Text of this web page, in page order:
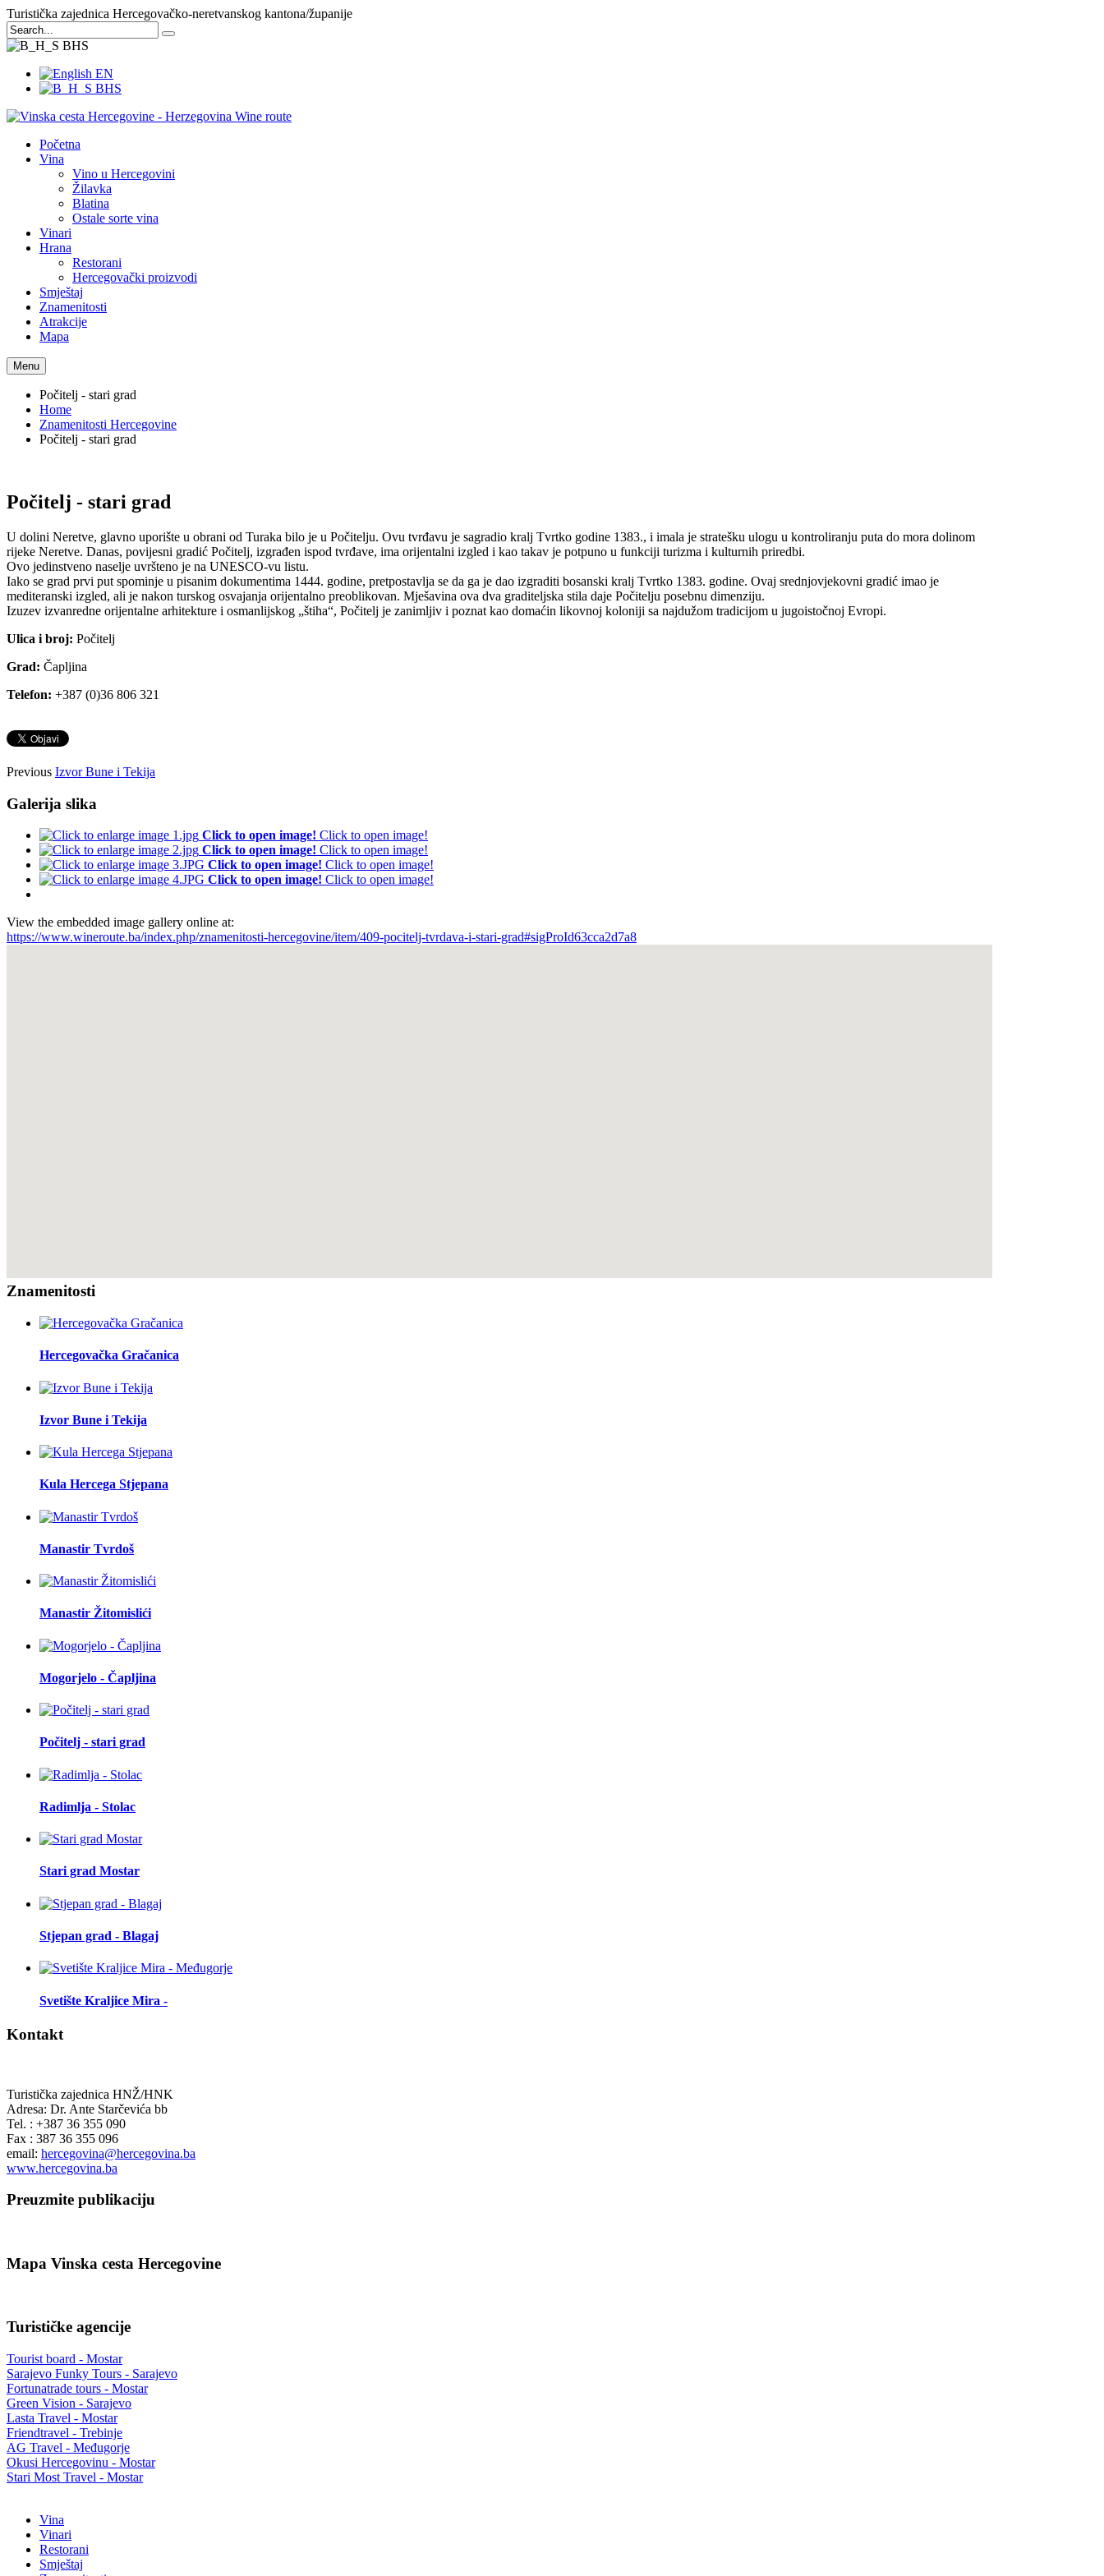
Turistička zajednica Hercegovačko-neretvanskog kantona/županije
BHS
EN
BHS
Početna
Vina
Vino u Hercegovini
Žilavka
Blatina
Ostale sorte vina
Vinari
Hrana
Restorani
Hercegovački proizvodi
Smještaj
Znamenitosti
Atrakcije
Mapa
Menu
Počitelj - stari grad
Home
Znamenitosti Hercegovine
Počitelj - stari grad
Počitelj - stari grad
U dolini Neretve, glavno uporište u obrani od Turaka bilo je u Počitelju. Ovu tvrđavu je sagradio kralj Tvrtko godine 1383., i imala je stratešku ulogu u kontroliranju puta do mora dolinom
rijeke Neretve. Danas, povijesni gradić Počitelj, izgrađen ispod tvrđave, ima orijentalni izgled i kao takav je potpuno u funkciji turizma i kulturnih priredbi.
Ovo jedinstveno naselje uvršteno je na UNESCO-vu listu.
Iako se grad prvi put spominje u pisanim dokumentima 1444. godine, pretpostavlja se da ga je dao izgraditi bosanski kralj Tvrtko 1383. godine. Ovaj srednjovjekovni gradić imao je
mediteranski izgled, ali je nakon turskog osvajanja orijentalno preoblikovan. Mješavina ova dva graditeljska stila daje Počitelju posebnu dimenziju.
Izuzev izvanredne orijentalne arhitekture i osmanlijskog „štiha“, Počitelj je zanimljiv i poznat kao domaćin likovnoj koloniji sa najdužom tradicijom u jugoistočnoj Evropi.
Ulica i broj: Počitelj
Grad: Čapljina
Telefon: +387 (0)36 806 321
Previous Izvor Bune i Tekija
Galerija slika
Click to open image! Click to open image!
Click to open image! Click to open image!
Click to open image! Click to open image!
Click to open image! Click to open image!
View the embedded image gallery online at:
https://www.wineroute.ba/index.php/znamenitosti-hercegovine/item/409-pocitelj-tvrdava-i-stari-grad#sigProId63cca2d7a8
Znamenitosti
Hercegovačka Gračanica
Izvor Bune i Tekija
Kula Hercega Stjepana
Manastir Tvrdoš
Manastir Žitomislići
Mogorjelo - Čapljina
Počitelj - stari grad
Radimlja - Stolac
Stari grad Mostar
Stjepan grad - Blagaj
Svetište Kraljice Mira -
Kontakt
Turistička zajednica HNŽ/HNK
Adresa: Dr. Ante Starčevića bb
Tel. : +387 36 355 090
Fax : 387 36 355 096
email: hercegovina@hercegovina.ba
www.hercegovina.ba
Preuzmite publikaciju
Mapa Vinska cesta Hercegovine
Turističke agencije
Tourist board - Mostar
Sarajevo Funky Tours - Sarajevo
Fortunatrade tours - Mostar
Green Vision - Sarajevo
Lasta Travel - Mostar
Friendtravel - Trebinje
AG Travel - Međugorje
Okusi Hercegovinu - Mostar
Stari Most Travel - Mostar
Vina
Vinari
Restorani
Smještaj